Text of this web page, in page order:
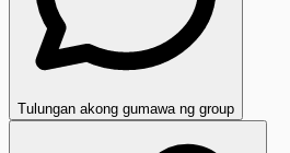
Tulungan akong gumawa ng group